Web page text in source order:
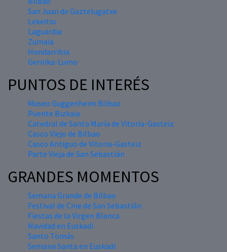
San Juan de Gaztelugatxe
Lekeitio
Laguardia
Zumaia
Hondarribia
Gernika-Lumo
PUNTOS DE INTERÉS
Museo Guggenheim Bilbao
Puente Bizkaia
Catedral de Santa María de Vitoria-Gasteiz
Casco Viejo de Bilbao
Casco Antiguo de Vitoria-Gasteiz
Parte Vieja de San Sebastián
GRANDES MOMENTOS
Semana Grande de Bilbao
Festival de Cine de San Sebastián
Fiestas de la Virgen Blanca
Navidad en Euskadi
Santo Tomás
Semana Santa en Euskadi